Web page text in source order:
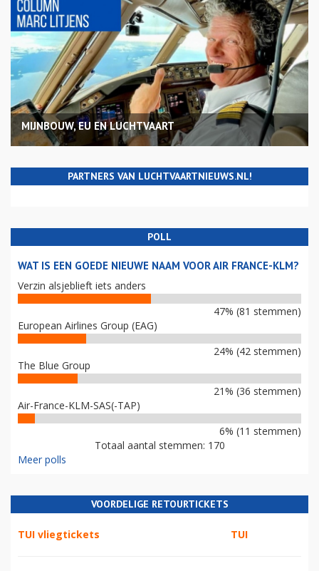
MIJNBOUW, EU EN LUCHTVAART
PARTNERS VAN LUCHTVAARTNIEUWS.NL!
POLL
WAT IS EEN GOEDE NIEUWE NAAM VOOR AIR FRANCE-KLM?
Verzin alsjeblieft iets anders
47% (81 stemmen)
European Airlines Group (EAG)
24% (42 stemmen)
The Blue Group
21% (36 stemmen)
Air-France-KLM-SAS(-TAP)
6% (11 stemmen)
Totaal aantal stemmen: 170
Meer polls
VOORDELIGE RETOURTICKETS
TUI vliegtickets TUI